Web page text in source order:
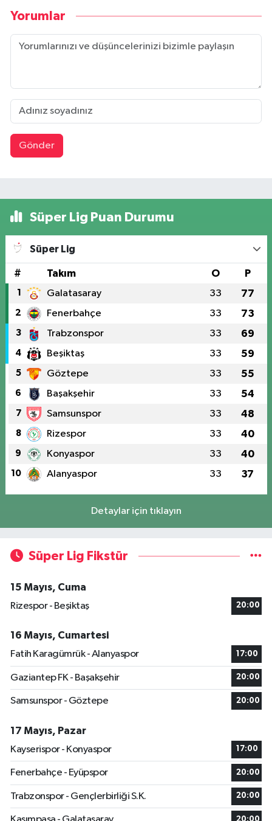
Yorumlar
Gönder
Süper Lig Puan Durumu
Süper Lig
# Takım O P
1 Galatasaray 33 77
2 Fenerbahçe 33 73
3 Trabzonspor 33 69
4 Beşiktaş 33 59
5 Göztepe 33 55
6 Başakşehir 33 54
7 Samsunspor 33 48
8 Rizespor 33 40
9 Konyaspor 33 40
10 Alanyaspor 33 37
Detaylar için tıklayın
Süper Lig Fikstür
15 Mayıs, Cuma
Rizespor - Beşiktaş
20:00
16 Mayıs, Cumartesi
Fatih Karagümrük - Alanyaspor
17:00
Gaziantep FK - Başakşehir 20:00
Samsunspor - Göztepe 20:00
17 Mayıs, Pazar
Kayserispor - Konyaspor
17:00
Fenerbahçe - Eyüpspor 20:00
Trabzonspor - Gençlerbirliği S.K. 20:00